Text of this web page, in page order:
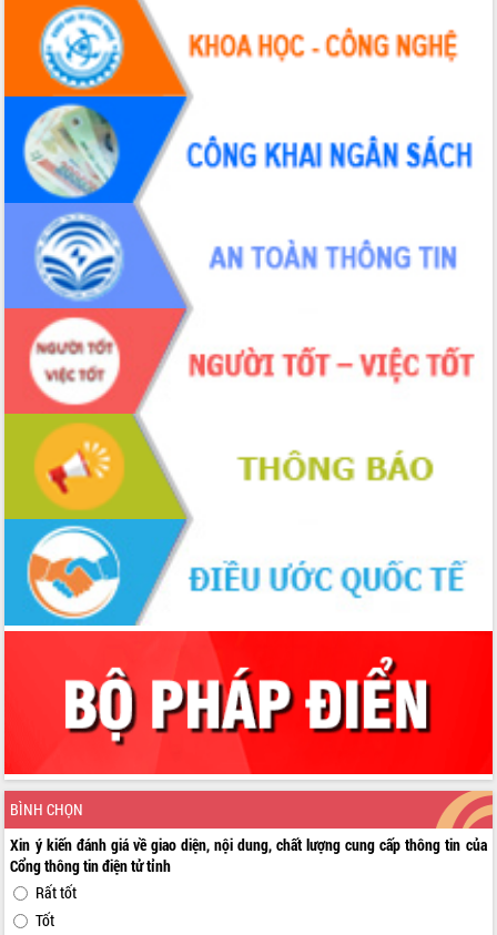
BÌNH CHỌN
Xin ý kiến đánh giá về giao diện, nội dung, chất lượng cung cấp thông tin của
Cổng thông tin điện tử tỉnh
Rất tốt
Tốt